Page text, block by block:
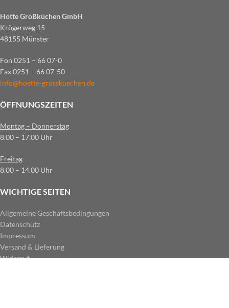
Hötte Großküchen GmbH
Krögerweg 15
48155 Münster
Fon 0251 – 66 07-0
Fax 0251 – 66 07-50
info@hoette-grosskuechen.de
ÖFFNUNGSZEITEN
Montag – Donnerstag
8.00 – 17.00 Uhr
Freitag
8.00 – 14.00 Uhr
WICHTIGE SEITEN
Allgemeine Geschäftsbedingungen
Datenschutz
Impressum
Versand & Lieferung
Widerruf